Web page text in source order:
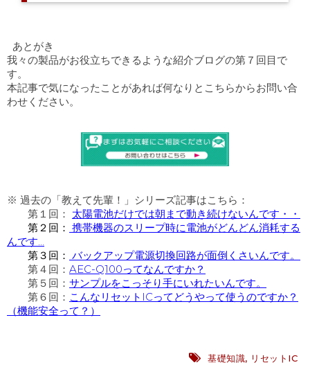
あとがき
我々の製品がお役立ちできるような紹介ブログの第７回目で
す。
本記事で気になったことがあれば何なりとこちらからお問い合
わせください。
※ 過去の「教えて先輩！」シリーズ記事はこちら：
第１回： 太陽電池だけでは朝まで動き続けないんです・・
第２回： 携帯機器のスリープ時に電池がどんどん消耗する
んです…
第３回： バックアップ電源切換回路が面倒くさいんです。
第４回： AEC-Q100ってなんですか？
第５回： サンプルをこっそり手にいれたいんです。
第６回： こんなリセットICってどうやって使うのですか？
（機能安全って？）
基礎知識, リセットIC